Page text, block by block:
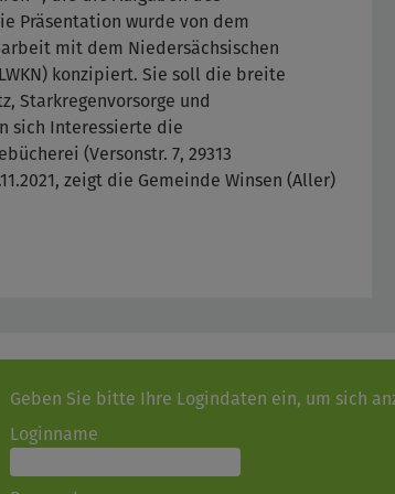
Präsentation wurde von dem
mit dem Niedersächsischen
konzipiert. Sie soll die breite
Starkregenvorsorge und
sich Interessierte die
(Versonstr. 7, 29313
zeigt die Gemeinde Winsen (Aller)
Geben Sie bitte Ihre Logindaten ein, um sich
Loginname